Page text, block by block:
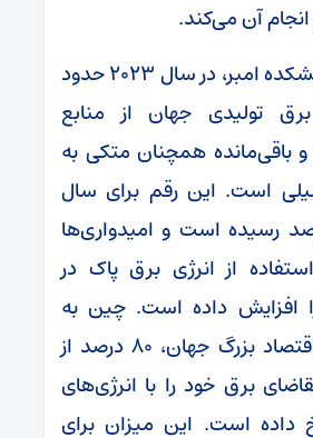
آن می‌کند.
بنابر گزارش اندیشکده امبر، در سال ۲۰۲۳ حدود
برق تولیدی جهان از منابع
و باقی‌مانده همچنان متکی به
است. این رقم برای سال
به ۴۰ درصد رسیده است و امیدواری‌ها
از انرژی برق پاک در
افزایش داده است. چین به
عنوان دومین اقتصاد بزرگ جهان، ۸۰ درصد از
برق خود را با انرژی‌های
داده است. این میزان برای